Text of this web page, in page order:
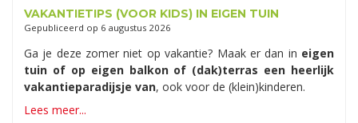
VAKANTIETIPS (VOOR KIDS) IN EIGEN TUIN
Gepubliceerd op 6 augustus 2026
Ga je deze zomer niet op vakantie? Maak er dan in eigen
tuin of op eigen balkon of (dak)terras een heerlijk
vakantieparadijsje van, ook voor de (klein)kinderen.
Lees meer...